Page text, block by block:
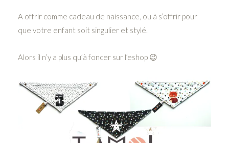
A offrir comme cadeau de naissance, ou à s’offrir pour
que votre enfant soit singulier et stylé.
Alors il n’y a plus qu’à foncer sur l’eshop 😉